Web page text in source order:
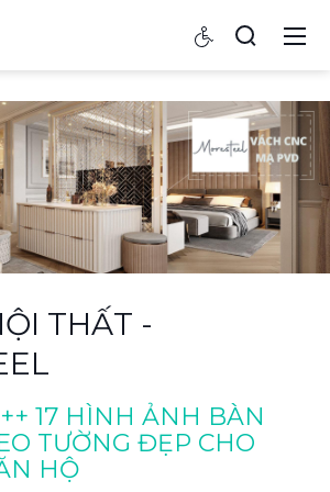
THẤT -
17 HÌNH ẢNH BÀN
TƯỜNG ĐẸP CHO
HỘ